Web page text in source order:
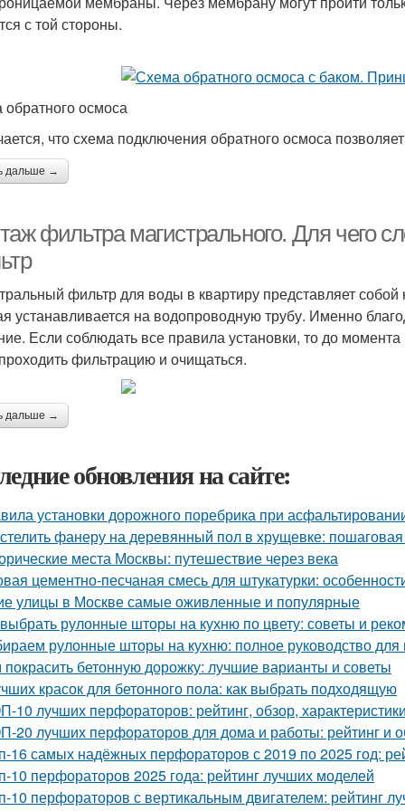
с той стороны.
осмоса
что схема подключения обратного осмоса
дальше →
фильтра магистрального. Для чего
фильтр для воды в квартиру представляет
устанавливается на водопроводную трубу. Именно
Если соблюдать все правила установки, то до
фильтрацию и очищаться.
дальше →
обновления на сайте:
установки дорожного поребрика при
фанеру на деревянный пол в хрущевке: пошаговая
места Москвы: путешествие через века
цементно-песчаная смесь для штукатурки:
улицы в Москве самые оживленные и популярные
рулонные шторы на кухню по цвету: советы и
рулонные шторы на кухню: полное руководство для
бетонную дорожку: лучшие варианты и советы
красок для бетонного пола: как выбрать подходящую
10 лучших перфораторов: рейтинг, обзор,
20 лучших перфораторов для дома и работы: рейтинг и
16 самых надёжных перфораторов с 2019 по 2025 год:
10 перфораторов 2025 года: рейтинг лучших моделей
10 перфораторов с вертикальным двигателем: рейтинг